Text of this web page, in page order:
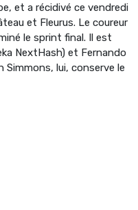
et a récidivé ce vendredi
et Fleurus. Le coureur
le sprint final. Il est
NextHash) et Fernando
Simmons, lui, conserve le